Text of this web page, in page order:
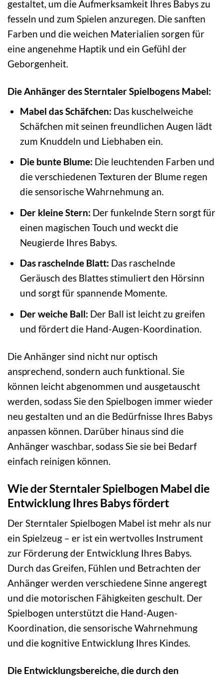
gestaltet, um die Aufmerksamkeit Ihres Babys zu
fesseln und zum Spielen anzuregen. Die sanften
Farben und die weichen Materialien sorgen für
eine angenehme Haptik und ein Gefühl der
Geborgenheit.
Die Anhänger des Sterntaler Spielbogens Mabel:
Mabel das Schäfchen: Das kuschelweiche
Schäfchen mit seinen freundlichen Augen lädt
zum Knuddeln und Liebhaben ein.
Die bunte Blume: Die leuchtenden Farben und
die verschiedenen Texturen der Blume regen
die sensorische Wahrnehmung an.
Der kleine Stern: Der funkelnde Stern sorgt für
einen magischen Touch und weckt die
Neugierde Ihres Babys.
Das raschelnde Blatt: Das raschelnde
Geräusch des Blattes stimuliert den Hörsinn
und sorgt für spannende Momente.
Der weiche Ball: Der Ball ist leicht zu greifen
und fördert die Hand-Augen-Koordination.
Die Anhänger sind nicht nur optisch
ansprechend, sondern auch funktional. Sie
können leicht abgenommen und ausgetauscht
werden, sodass Sie den Spielbogen immer wieder
neu gestalten und an die Bedürfnisse Ihres Babys
anpassen können. Darüber hinaus sind die
Anhänger waschbar, sodass Sie sie bei Bedarf
einfach reinigen können.
Wie der Sterntaler Spielbogen Mabel die
Entwicklung Ihres Babys fördert
Der Sterntaler Spielbogen Mabel ist mehr als nur
ein Spielzeug – er ist ein wertvolles Instrument
zur Förderung der Entwicklung Ihres Babys.
Durch das Greifen, Fühlen und Betrachten der
Anhänger werden verschiedene Sinne angeregt
und die motorischen Fähigkeiten geschult. Der
Spielbogen unterstützt die Hand-Augen-
Koordination, die sensorische Wahrnehmung
und die kognitive Entwicklung Ihres Kindes.
Die Entwicklungsbereiche, die durch den